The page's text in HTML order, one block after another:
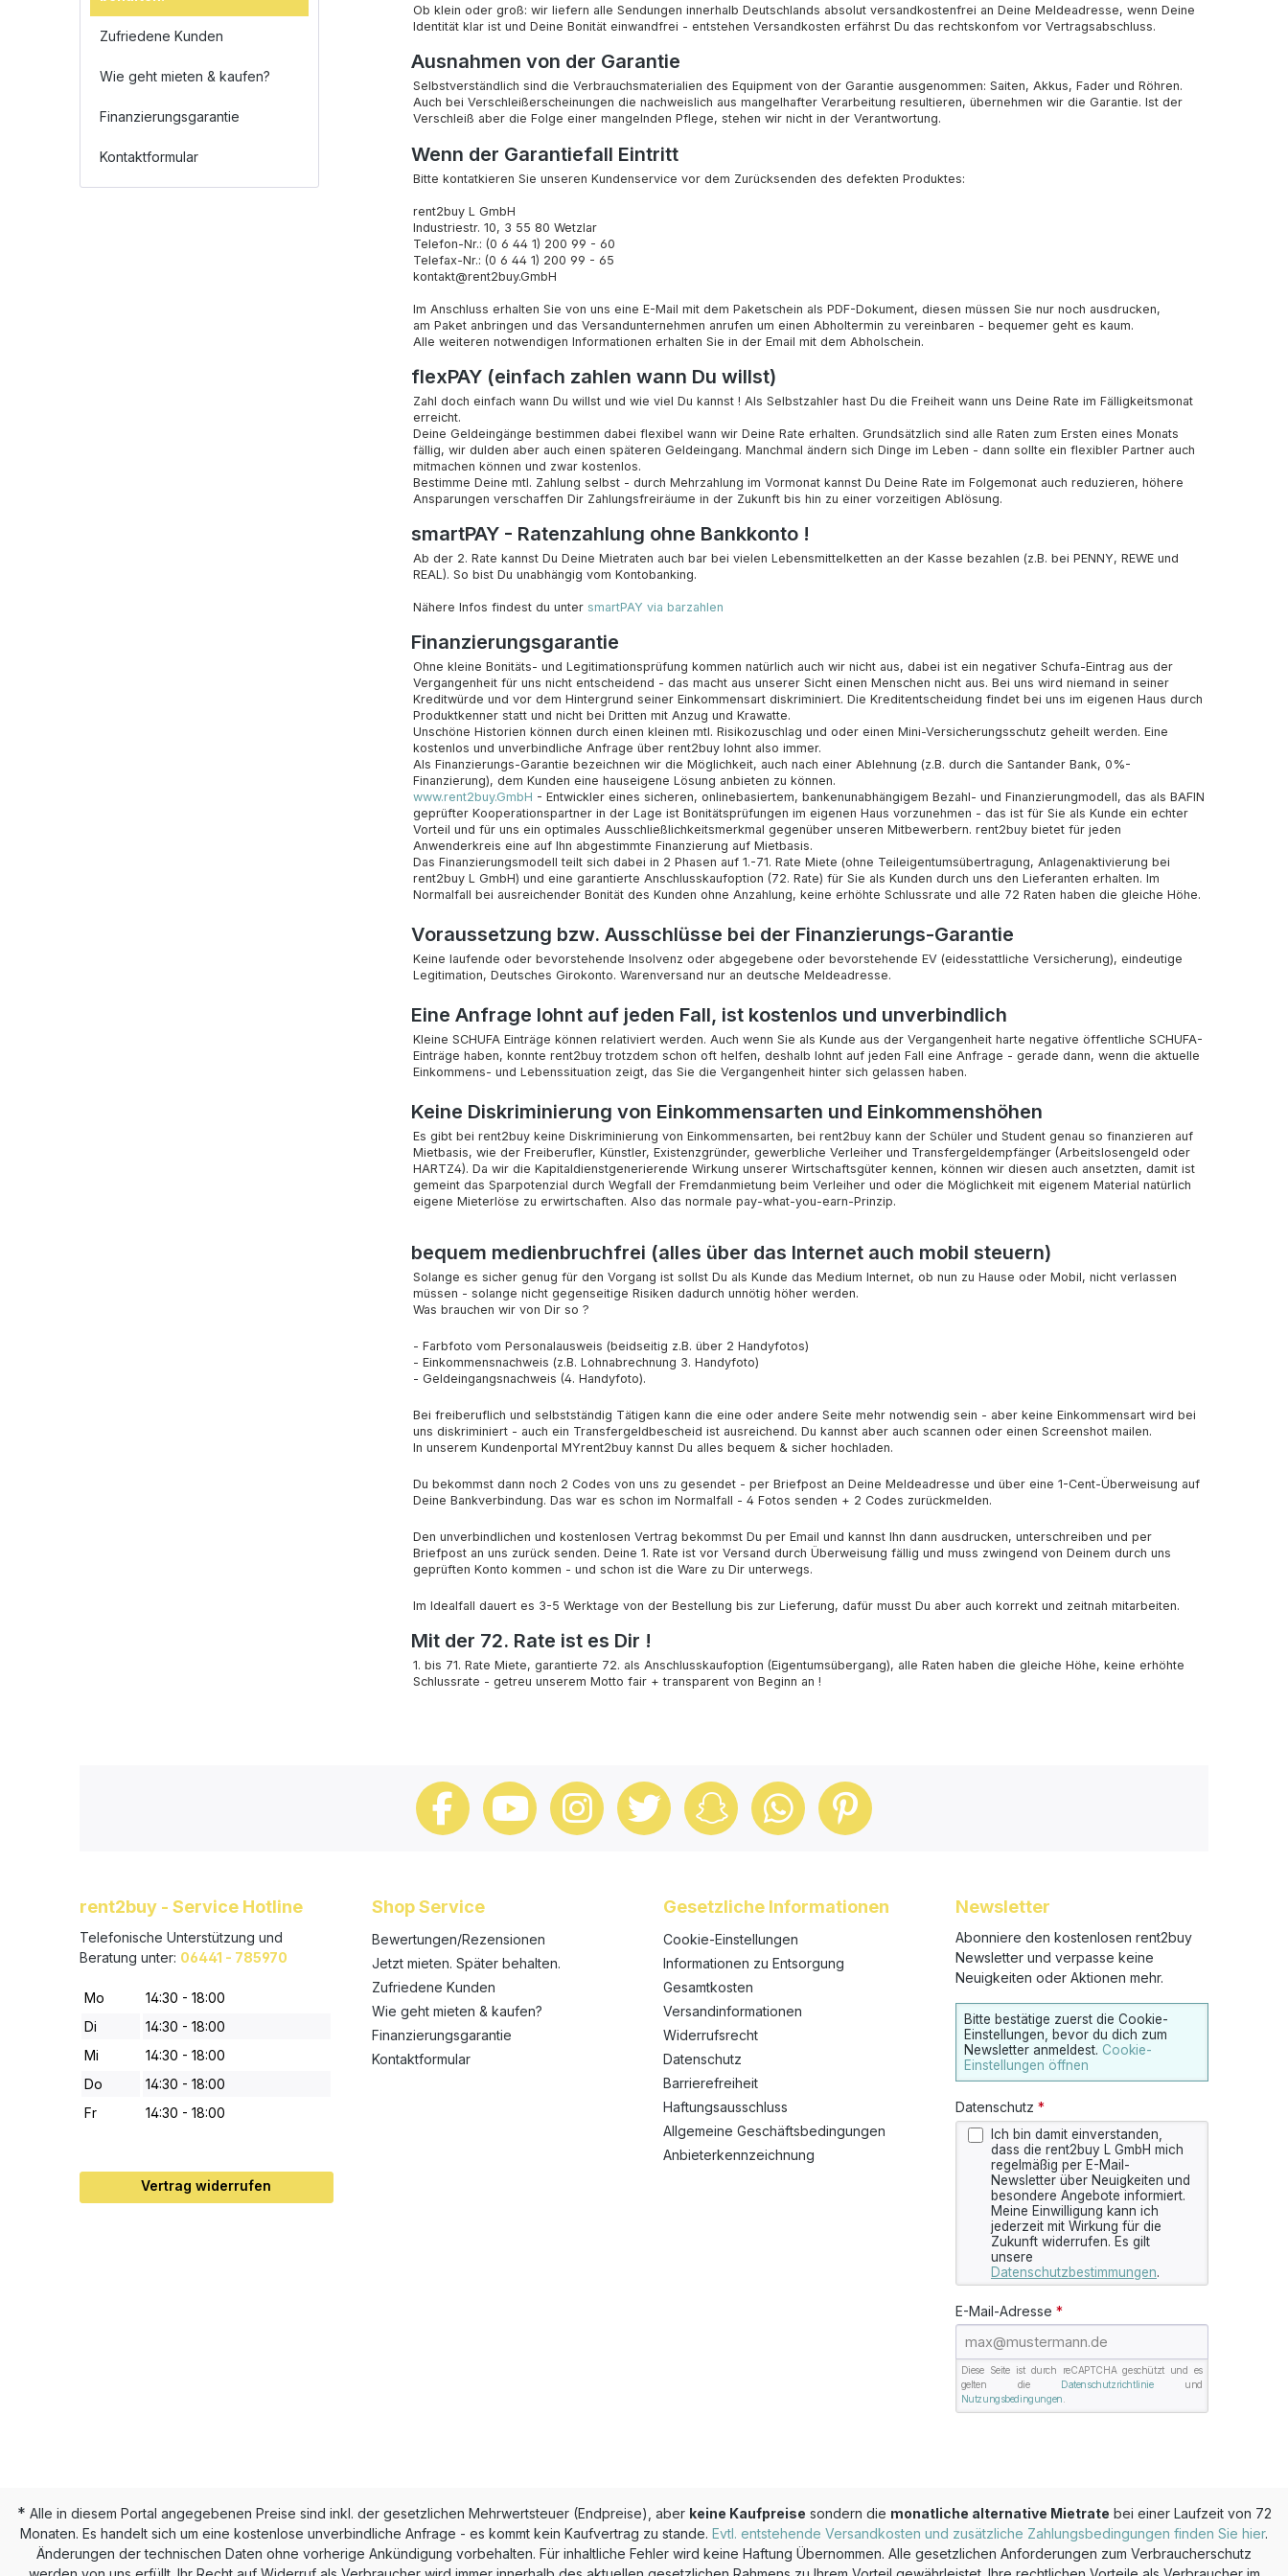
Zufriedene Kunden
Wie geht mieten & kaufen?
Finanzierungsgarantie
Kontaktformular
Ob klein oder groß: wir liefern alle Sendungen innerhalb Deutschlands absolut versandkostenfrei an Deine Meldeadresse, wenn Deine
Identität klar ist und Deine Bonität einwandfrei - entstehen Versandkosten erfährst Du das rechtskonfom vor Vertragsabschluss.
Ausnahmen von der Garantie
Selbstverständlich sind die Verbrauchsmaterialien des Equipment von der Garantie ausgenommen: Saiten, Akkus, Fader und Röhren.
Auch bei Verschleißerscheinungen die nachweislich aus mangelhafter Verarbeitung resultieren, übernehmen wir die Garantie. Ist der
Verschleiß aber die Folge einer mangelnden Pflege, stehen wir nicht in der Verantwortung.
Wenn der Garantiefall Eintritt
Bitte kontatkieren Sie unseren Kundenservice vor dem Zurücksenden des defekten Produktes:
rent2buy L GmbH
Industriestr. 10, 3 55 80 Wetzlar
Telefon-Nr.: (0 6 44 1) 200 99 - 60
Telefax-Nr.: (0 6 44 1) 200 99 - 65
kontakt@rent2buy.GmbH
Im Anschluss erhalten Sie von uns eine E-Mail mit dem Paketschein als PDF-Dokument, diesen müssen Sie nur noch ausdrucken,
am Paket anbringen und das Versandunternehmen anrufen um einen Abholtermin zu vereinbaren - bequemer geht es kaum.
Alle weiteren notwendigen Informationen erhalten Sie in der Email mit dem Abholschein.
flexPAY (einfach zahlen wann Du willst)
Zahl doch einfach wann Du willst und wie viel Du kannst ! Als Selbstzahler hast Du die Freiheit wann uns Deine Rate im Fälligkeitsmonat
erreicht.
Deine Geldeingänge bestimmen dabei flexibel wann wir Deine Rate erhalten. Grundsätzlich sind alle Raten zum Ersten eines Monats
fällig, wir dulden aber auch einen späteren Geldeingang. Manchmal ändern sich Dinge im Leben - dann sollte ein flexibler Partner auch
mitmachen können und zwar kostenlos.
Bestimme Deine mtl. Zahlung selbst - durch Mehrzahlung im Vormonat kannst Du Deine Rate im Folgemonat auch reduzieren, höhere
Ansparungen verschaffen Dir Zahlungsfreiräume in der Zukunft bis hin zu einer vorzeitigen Ablösung.
smartPAY - Ratenzahlung ohne Bankkonto !
Ab der 2. Rate kannst Du Deine Mietraten auch bar bei vielen Lebensmittelketten an der Kasse bezahlen (z.B. bei PENNY, REWE und
REAL). So bist Du unabhängig vom Kontobanking.
Nähere Infos findest du unter smartPAY via barzahlen
Finanzierungsgarantie
Ohne kleine Bonitäts- und Legitimationsprüfung kommen natürlich auch wir nicht aus, dabei ist ein negativer Schufa-Eintrag aus der
Vergangenheit für uns nicht entscheidend - das macht aus unserer Sicht einen Menschen nicht aus. Bei uns wird niemand in seiner
Kreditwürde und vor dem Hintergrund seiner Einkommensart diskriminiert. Die Kreditentscheidung findet bei uns im eigenen Haus durch
Produktkenner statt und nicht bei Dritten mit Anzug und Krawatte.
Unschöne Historien können durch einen kleinen mtl. Risikozuschlag und oder einen Mini-Versicherungsschutz geheilt werden. Eine
kostenlos und unverbindliche Anfrage über rent2buy lohnt also immer.
Als Finanzierungs-Garantie bezeichnen wir die Möglichkeit, auch nach einer Ablehnung (z.B. durch die Santander Bank, 0%-
Finanzierung), dem Kunden eine hauseigene Lösung anbieten zu können.
www.rent2buy.GmbH - Entwickler eines sicheren, onlinebasiertem, bankenunabhängigem Bezahl- und Finanzierungmodell, das als BAFIN
geprüfter Kooperationspartner in der Lage ist Bonitätsprüfungen im eigenen Haus vorzunehmen - das ist für Sie als Kunde ein echter
Vorteil und für uns ein optimales Ausschließlichkeitsmerkmal gegenüber unseren Mitbewerbern. rent2buy bietet für jeden
Anwenderkreis eine auf Ihn abgestimmte Finanzierung auf Mietbasis.
Das Finanzierungsmodell teilt sich dabei in 2 Phasen auf 1.-71. Rate Miete (ohne Teileigentumsübertragung, Anlagenaktivierung bei
rent2buy L GmbH) und eine garantierte Anschlusskaufoption (72. Rate) für Sie als Kunden durch uns den Lieferanten erhalten. Im
Normalfall bei ausreichender Bonität des Kunden ohne Anzahlung, keine erhöhte Schlussrate und alle 72 Raten haben die gleiche Höhe.
Voraussetzung bzw. Ausschlüsse bei der Finanzierungs-Garantie
Keine laufende oder bevorstehende Insolvenz oder abgegebene oder bevorstehende EV (eidesstattliche Versicherung), eindeutige
Legitimation, Deutsches Girokonto. Warenversand nur an deutsche Meldeadresse.
Eine Anfrage lohnt auf jeden Fall, ist kostenlos und unverbindlich
Kleine SCHUFA Einträge können relativiert werden. Auch wenn Sie als Kunde aus der Vergangenheit harte negative öffentliche SCHUFA-
Einträge haben, konnte rent2buy trotzdem schon oft helfen, deshalb lohnt auf jeden Fall eine Anfrage - gerade dann, wenn die aktuelle
Einkommens- und Lebenssituation zeigt, das Sie die Vergangenheit hinter sich gelassen haben.
Keine Diskriminierung von Einkommensarten und Einkommenshöhen
Es gibt bei rent2buy keine Diskriminierung von Einkommensarten, bei rent2buy kann der Schüler und Student genau so finanzieren auf
Mietbasis, wie der Freiberufler, Künstler, Existenzgründer, gewerbliche Verleiher und Transfergeldempfänger (Arbeitslosengeld oder
HARTZ4). Da wir die Kapitaldienstgenerierende Wirkung unserer Wirtschaftsgüter kennen, können wir diesen auch ansetzten, damit ist
gemeint das Sparpotenzial durch Wegfall der Fremdanmietung beim Verleiher und oder die Möglichkeit mit eigenem Material natürlich
eigene Mieterlöse zu erwirtschaften. Also das normale pay-what-you-earn-Prinzip.
bequem medienbruchfrei (alles über das Internet auch mobil steuern)
Solange es sicher genug für den Vorgang ist sollst Du als Kunde das Medium Internet, ob nun zu Hause oder Mobil, nicht verlassen
müssen - solange nicht gegenseitige Risiken dadurch unnötig höher werden.
Was brauchen wir von Dir so ?
- Farbfoto vom Personalausweis (beidseitig z.B. über 2 Handyfotos)
- Einkommensnachweis (z.B. Lohnabrechnung 3. Handyfoto)
- Geldeingangsnachweis (4. Handyfoto).
Bei freiberuflich und selbstständig Tätigen kann die eine oder andere Seite mehr notwendig sein - aber keine Einkommensart wird bei
uns diskriminiert - auch ein Transfergeldbescheid ist ausreichend. Du kannst aber auch scannen oder einen Screenshot mailen.
In unserem Kundenportal MYrent2buy kannst Du alles bequem & sicher hochladen.
Du bekommst dann noch 2 Codes von uns zu gesendet - per Briefpost an Deine Meldeadresse und über eine 1-Cent-Überweisung auf
Deine Bankverbindung. Das war es schon im Normalfall - 4 Fotos senden + 2 Codes zurückmelden.
Den unverbindlichen und kostenlosen Vertrag bekommst Du per Email und kannst Ihn dann ausdrucken, unterschreiben und per
Briefpost an uns zurück senden. Deine 1. Rate ist vor Versand durch Überweisung fällig und muss zwingend von Deinem durch uns
geprüften Konto kommen - und schon ist die Ware zu Dir unterwegs.
Im Idealfall dauert es 3-5 Werktage von der Bestellung bis zur Lieferung, dafür musst Du aber auch korrekt und zeitnah mitarbeiten.
Mit der 72. Rate ist es Dir !
1. bis 71. Rate Miete, garantierte 72. als Anschlusskaufoption (Eigentumsübergang), alle Raten haben die gleiche Höhe, keine erhöhte
Schlussrate - getreu unserem Motto fair + transparent von Beginn an !
rent2buy - Service Hotline
Telefonische Unterstützung und
Beratung unter: 06441 - 785970
Mo
14:30 - 18:00
Di
14:30 - 18:00
Mi
14:30 - 18:00
Do
14:30 - 18:00
Fr
14:30 - 18:00
Vertrag widerrufen
Shop Service
Bewertungen/Rezensionen
Jetzt mieten. Später behalten.
Zufriedene Kunden
Wie geht mieten & kaufen?
Finanzierungsgarantie
Kontaktformular
Gesetzliche Informationen
Cookie-Einstellungen
Informationen zu Entsorgung
Gesamtkosten
Versandinformationen
Widerrufsrecht
Datenschutz
Barrierefreiheit
Haftungsausschluss
Allgemeine Geschäftsbedingungen
Anbieterkennzeichnung
Newsletter
Abonniere den kostenlosen rent2buy
Newsletter und verpasse keine
Neuigkeiten oder Aktionen mehr.
Bitte bestätige zuerst die Cookie-
Einstellungen, bevor du dich zum
Newsletter anmeldest. Cookie-
Einstellungen öffnen
Datenschutz *
Ich bin damit einverstanden,
dass die rent2buy L GmbH mich
regelmäßig per E-Mail-
Newsletter über Neuigkeiten und
besondere Angebote informiert.
Meine Einwilligung kann ich
jederzeit mit Wirkung für die
Zukunft widerrufen. Es gilt
unsere
Datenschutzbestimmungen.
E-Mail-Adresse *
Diese Seite ist durch reCAPTCHA geschützt und es
gelten die Datenschutzrichtlinieund
Nutzungsbedingungen
* Alle in diesem Portal angegebenen Preise sind inkl. der gesetzlichen Mehrwertsteuer (Endpreise), aber keine Kaufpreise sondern die monatliche alternative Mietrate bei einer Laufzeit von 72
Monaten. Es handelt sich um eine kostenlose unverbindliche Anfrage - es kommt kein Kaufvertrag zu stande. Evtl. entstehende Versandkosten und zusätzliche Zahlungsbedingungen finden Sie hier.
Änderungen der technischen Daten ohne vorherige Ankündigung vorbehalten. Für inhaltliche Fehler wird keine Haftung Übernommen. Alle gesetzlichen Anforderungen zum Verbraucherschutz